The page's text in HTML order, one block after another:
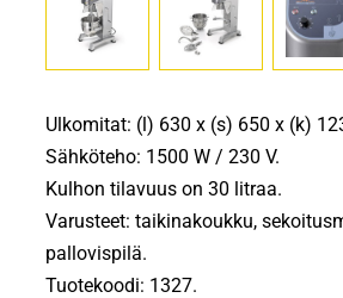
Ulkomitat: (l) 630 x (s) 650 x (k)
Sähköteho: 1500 W / 230 V.
Kulhon tilavuus on 30 litraa.
Varusteet: taikinakoukku,
pallovispilä.
Tuotekoodi: 1327.